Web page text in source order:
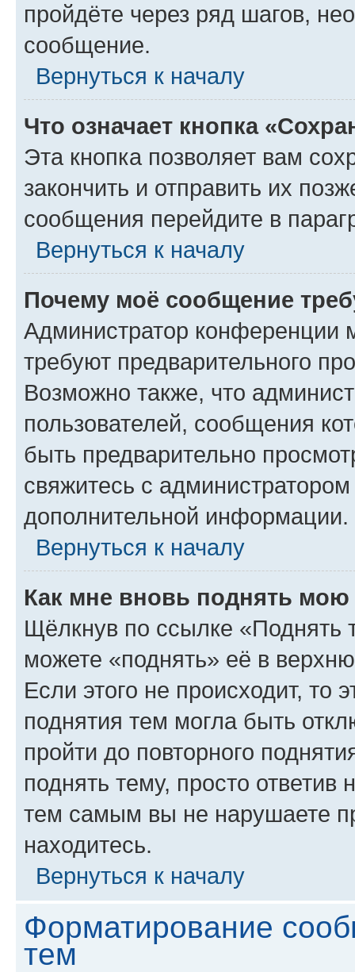
пройдёте через ряд шагов,
сообщение.
Вернуться к началу
Что означает кнопка
Эта кнопка позволяет вам
закончить и отправить их
сообщения перейдите в
Вернуться к началу
Почему моё сообщение
Администратор конференции
требуют предварительного
Возможно также, что
пользователей, сообщения
быть предварительно
свяжитесь с
дополнительной информации.
Вернуться к началу
Как мне вновь поднять мою
Щёлкнув по ссылке «Поднять
можете «поднять» её в
Если этого не происходит, то
поднятия тем могла быть
пройти до повторного
поднять тему, просто ответив
тем самым вы не нарушаете
находитесь.
Вернуться к началу
Форматирование
тем